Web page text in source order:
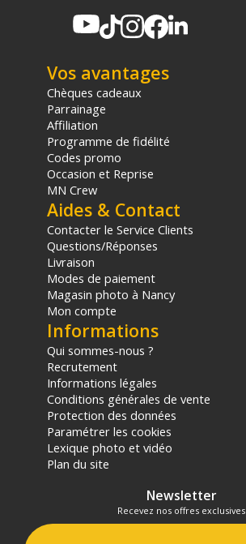
Vos avantages
Chèques cadeaux
Parrainage
Affiliation
Programme de fidélité
Codes promo
Occasion et Reprise
MN Crew
Aides & Contact
Contacter le Service Clients
Questions/Réponses
Livraison
Modes de paiement
Magasin photo à Nancy
Mon compte
Informations
Qui sommes-nous ?
Recrutement
Informations légales
Conditions générales de vente
Protection des données
Paramétrer les cookies
Lexique photo et vidéo
Plan du site
Newsletter
Recevez nos offres exclusives